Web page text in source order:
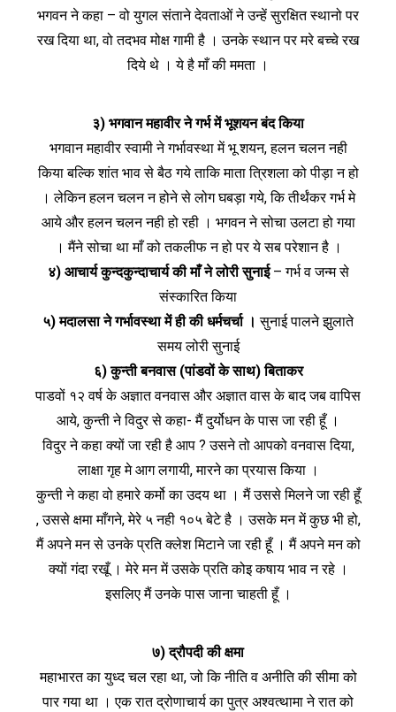
भगवन ने कहा – वो युगल संताने देवताओं ने उन्हें सुरक्षित स्थानो पर
रख दिया था, वो तदभव मोक्ष गामी है । उनके स्थान पर मरे बच्चे रख
दिये थे । ये है माँ की ममता ।
३) भगवान महावीर ने गर्भ में भूशयन बंद किया
भगवान महावीर स्वामी ने गर्भावस्था में भू शयन, हलन चलन नही
किया बल्कि शांत भाव से बैठ गये ताकि माता त्रिशला को पीड़ा न हो
। लेकिन हलन चलन न होने से लोग घबड़ा गये, कि तीर्थंकर गर्भ मे
आये और हलन चलन नही हो रही । भगवन ने सोचा उलटा हो गया
। मैंने सोचा था माँ को तकलीफ न हो पर ये सब परेशान है ।
४) आचार्य कुन्दकुन्दाचार्य की माँ ने लोरी सुनाई– गर्भ व जन्म से
संस्कारित किया
५) मदालसा ने गर्भावस्था में ही की धर्मचर्चा । सुनाई पालने झुलाते
समय लोरी सुनाई
६) कुन्ती बनवास (पांडवों के साथ) बिताकर
पाडवों १२ वर्ष के अज्ञात वनवास और अज्ञात वास के बाद जब वापिस
आये, कुन्ती ने विदुर से कहा- मैं दु‌र्योधन के पास जा रही हूँ ।
विदुर ने कहा क्यों जा रही है आप ? उसने तो आपको वनवास दिया,
लाक्षा गृह मे आग लगायी, मारने का प्रयास किया ।
कुन्ती ने कहा वो हमारे कर्मो का उदय था । मैं उससे मिलने जा रही हूँ
, उससे क्षमा माँगने, मेरे ५ नही १०५ बेटे है । उसके मन में कुछ भी हो,
मैं अपने मन से उनके प्रति क्लेश मिटाने जा रही हूँ । मैं अपने मन को
क्यों गंदा रखूँ । मेरे मन में उसके प्रति कोइ कषाय भाव न रहे ।
इसलिए मैं उनके पास जाना चाहती हूँ ।
७) द्रौपदी की क्षमा
महाभारत का युध्द चल रहा था, जो कि नीति व अनीति की सीमा को
पार गया था । एक रात द्रोणाचार्य का पुत्र अश्‍वत्थामा ने रात को